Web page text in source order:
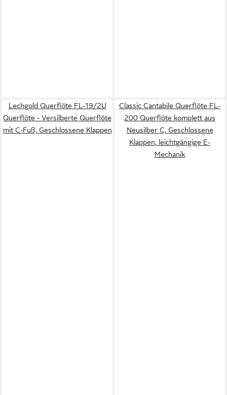
Lechgold Querflöte FL-19/2U
Querflöte - Versilberte Querflöte
mit C-Fuß, Geschlossene Klappen
Classic Cantabile Querflöte FL-
200 Querflöte komplett aus
Neusilber C, Geschlossene
Klappen, leichtgängige E-
Mechanik